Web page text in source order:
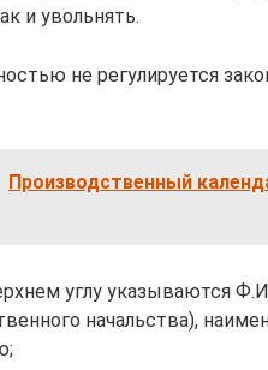
и увольнять.
не регулируется
Производственный
углу указываются
начальства),